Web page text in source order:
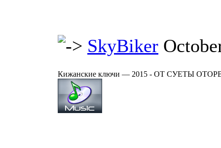
SkyBiker
Кижанские ключи — 2015 - ОТ СУЕТЫ